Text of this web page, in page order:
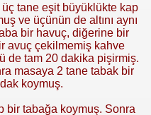
tane eşit büyüklükte kap
ve üçünün de altını aynı
bir havuç, diğerine bir
avuç çekilmemiş kahve
de tam 20 dakika pişirmiş.
masaya 2 tane tabak bir
koymuş.
bir tabağa koymuş. Sonra